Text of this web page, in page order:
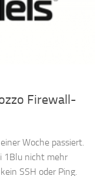
Firewall-
Woche passiert.
1Blu nicht mehr
SSH oder Ping.